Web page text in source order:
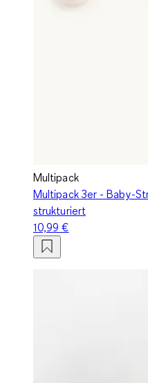
Multipack
Multipack 3er - Baby-
strukturiert
10,99 €